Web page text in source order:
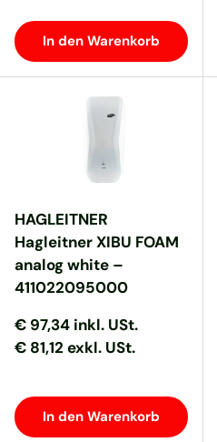
In den Warenkorb
HAGLEITNER
Hagleitner XIBU FOAM
analog white –
411022095000
Normaler Preis
Normaler Preis
€ 97,34 inkl. USt.
€ 81,12 exkl. USt.
In den Warenkorb